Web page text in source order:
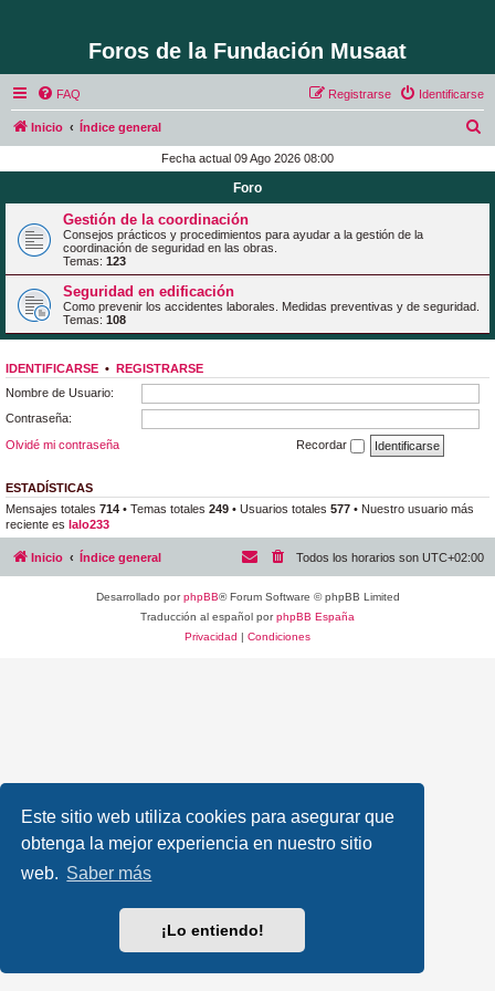
Este sitio web utiliza cookies para asegurar que
obtenga la mejor experiencia en nuestro sitio
web. Saber más
¡Lo entiendo!
Foros de la Fundación Musaat
FAQ Identificarse
Registrarse
Inicio Índice general
c
Fecha actual 09 Ago 2026 08:00
Foro
Gestión de la coordinación
Consejos prácticos y procedimientos para ayudar a la gestión de la
coordinación de seguridad en las obras.
Temas: 123
Seguridad en edificación
Como prevenir los accidentes laborales. Medidas preventivas y de seguridad.
Temas: 108
IDENTIFICARSE • REGISTRARSE
Nombre de Usuario:
Contraseña:
Olvidé mi contraseña
Recordar
ESTADÍSTICAS
Mensajes totales 714 • Temas totales 249 • Usuarios totales 577 • Nuestro usuario más
reciente es lalo233
Inicio Índice general Todos los horarios son UTC+02:00
Desarrollado porphpBB® Forum Software © phpBB Limited
Traducción al español porphpBB España
Privacidad | Condiciones